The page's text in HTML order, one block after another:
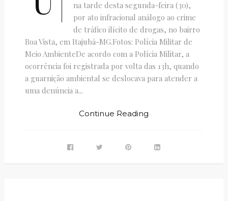
na tarde desta segunda-feira (30),
por ato infracional análogo ao crime
de tráfico ilícito de drogas, no bairro
Boa Vista, em Itajubá-MG.Fotos: Polícia Militar de
Meio AmbienteDe acordo com a Polícia Militar, a
ocorrência foi registrada por volta das 13h, quando
a guarnição ambiental se deslocava para atender a
uma denúncia a...
Continue Reading